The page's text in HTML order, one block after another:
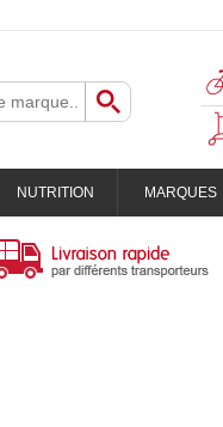
NUTRITION MARQUES